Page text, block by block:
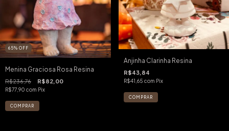
65% OFF
Menina Graciosa Rosa Resina
R$236,76 R$82,00
R$77,90 com Pix
Anjinha Clarinha Resina
R$43,84
R$41,65 com Pix